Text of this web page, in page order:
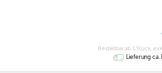
Bestellbar ab 1 Stück,
Lieferung ca.